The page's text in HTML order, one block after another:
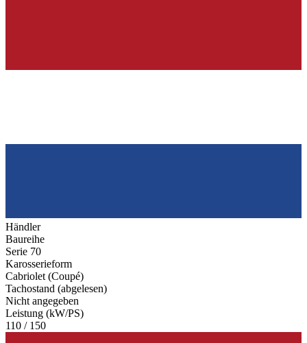
Händler
Baureihe
Serie 70
Karosserieform
Cabriolet (Coupé)
Tachostand (abgelesen)
Nicht angegeben
Leistung (kW/PS)
110 / 150